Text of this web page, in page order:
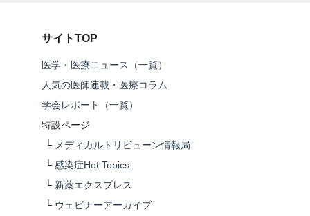
サイトTOP
医学・医療ニュース（一覧）
人気の医師連載・医療コラム
学会レポート（一覧）
特設ページ
└ メディカルトリビューン情報局
└ 感染症Hot Topics
└ 新薬エクスプレス
└ ウェビナーアーカイブ